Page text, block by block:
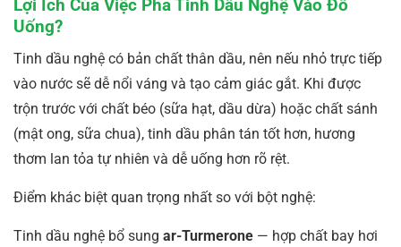
Lợi Ích Của Việc Pha Tinh Dầu Nghệ Vào Đồ
Uống?
Tinh dầu nghệ có bản chất thân dầu, nên nếu nhỏ trực tiếp
vào nước sẽ dễ nổi váng và tạo cảm giác gắt. Khi được
trộn trước với chất béo (sữa hạt, dầu dừa) hoặc chất sánh
(mật ong, sữa chua), tinh dầu phân tán tốt hơn, hương
thơm lan tỏa tự nhiên và dễ uống hơn rõ rệt.
Điểm khác biệt quan trọng nhất so với bột nghệ:
Tinh dầu nghệ bổ sung ar-Turmerone — hợp chất bay hơi